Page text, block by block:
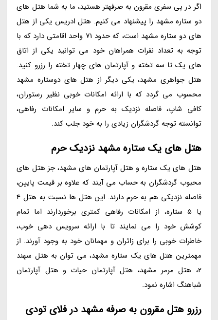
اگر در پی سفری مقرون به صرفهتر هستید، ما به شما هتل های
دو ستاره مشهد را پیشنهاد می کنیم. هتل ادریس یکی از هتل
های دو ستاره مشهد است، که حدود 71 واحد اقامتی دارد که با
توجه به تعداد نفرات همراهان خود می توانید یکی از اتاق
های یک تا سه تخته و آپارتمان های چهار تخته را رزرو کنید.
هتل جواهری مشهد، یکی دیگر از هتل های دوستاره مشهد
محسوب می گردد که با ارائه امکانات خوبی نظیر رستوران،
کافی شاپ، فاصله نزدیک به حرم و سایر امکانات رفاهی،
توانسته توجه گردشگران زیادی را به خود جلب کند.
هتل های یک ستاره مشهد نزدیک حرم
هتل های یک ستاره و هتل آپارتمان های مشهد، جز هتل های
محبوب گردشگران به حساب می آیند که علاوه بر قیمت پایین،
فاصله نزدیکی هم به حرم دارند. این هتل ها نسبت به هتل 4
یا 5 ستاره، از امکانات رفاهی کمتری برخوردارند اما تمام
کوشش خود را می نمایند تا با ارائه سرویس دهی خوب،
خاطرات خوبی را برای زائران و مهمانان خود به وجود آورند. از
مهمترین هتل های یک ستاره مشهد، می توان به هتل سهند
2، هتل مرمر مشهد، هتل آپارتمان حیات و هتل آپارتمان
شباهنگ اشاره نمود.
رزرو هتل مقرون به صرفه مشهد در فلای تودی